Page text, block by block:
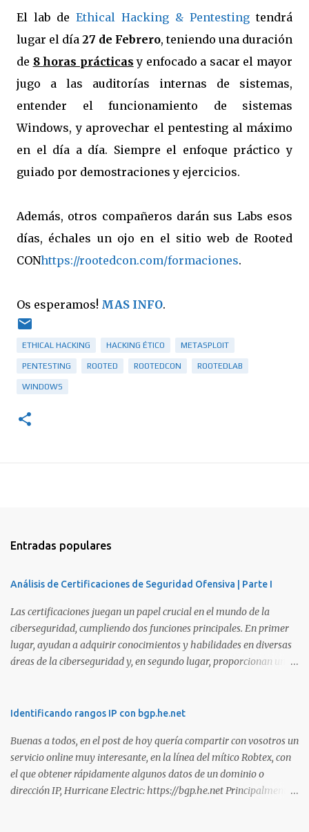
El lab de Ethical Hacking & Pentesting tendrá
lugar el día 27 de Febrero, teniendo una duración
de 8 horas prácticas y enfocado a sacar el mayor
jugo a las auditorías internas de sistemas,
entender el funcionamiento de sistemas
Windows, y aprovechar el pentesting al máximo
en el día a día. Siempre el enfoque práctico y
guiado por demostraciones y ejercicios.
Además, otros compañeros darán sus Labs esos
días, échales un ojo en el sitio web de Rooted
CONhttps://rootedcon.com/formaciones.
Os esperamos! MAS INFO.
ETHICAL HACKING HACKING ÉTICO METASPLOIT
PENTESTING ROOTED ROOTEDCON ROOTEDLAB
WINDOWS
Entradas populares
Análisis de Certificaciones de Seguridad Ofensiva | Parte I
Las certificaciones juegan un papel crucial en el mundo de la
ciberseguridad, cumpliendo dos funciones principales. En primer
lugar, ayudan a adquirir conocimientos y habilidades en diversas
áreas de la ciberseguridad y, en segundo lugar, proporcionan una
certificaciones existentes hoy en día, elegir la adecuada puede
certificaciones que consideramos como opciones sólidas para
aquellos que desean especializarse en el área de la seguridad
ofensiva. Todas ellas son totalmente prácticas y su examen simula
un escenario real en el que se deben comprometer diversos activos,
Identificando rangos IP con bgp.he.net
Buenas a todos, en el post de hoy quería compartir con vosotros un
servicio online muy interesante, en la línea del mítico Robtex, con
el que obtener rápidamente algunos datos de un dominio o
dirección IP, Hurricane Electric: https://bgp.he.net Principalmente